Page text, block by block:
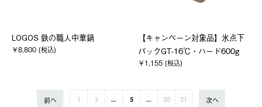
LOGOS 鉄の職人中華鍋
￥8,800 (税込)
【キャンペーン対象品】氷点下
パックGT-16℃・ハード600g
￥1,155 (税込)
前へ 1 2 ... 5 ... 20 21 次へ